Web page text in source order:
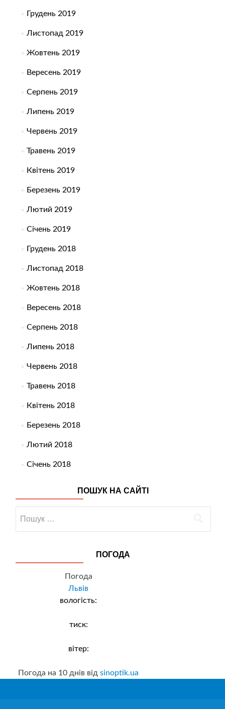
Грудень 2019
Листопад 2019
Жовтень 2019
Вересень 2019
Серпень 2019
Липень 2019
Червень 2019
Травень 2019
Квітень 2019
Березень 2019
Лютий 2019
Січень 2019
Грудень 2018
Листопад 2018
Жовтень 2018
Вересень 2018
Серпень 2018
Липень 2018
Червень 2018
Травень 2018
Квітень 2018
Березень 2018
Лютий 2018
Січень 2018
ПОШУК НА САЙТІ
ПОГОДА
Погода
Львів
вологість:
тиск:
вітер:
Погода на 10 днів від sinoptik.ua